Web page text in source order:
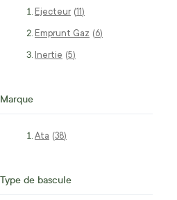
Ejecteur 11
articles
Emprunt Gaz 6
articles
Inertie 5
articles
Marque
Ata 38
articles
Type de bascule